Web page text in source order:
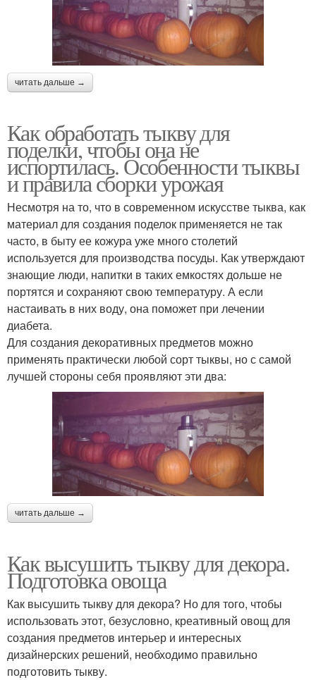
читать дальше →
Как обработать тыкву для
поделки, чтобы она не
испортилась. Особенности тыквы
и правила сборки урожая
Несмотря на то, что в современном искусстве тыква, как
материал для создания поделок применяется не так
часто, в быту ее кожура уже много столетий
используется для производства посуды. Как утверждают
знающие люди, напитки в таких емкостях дольше не
портятся и сохраняют свою температуру. А если
настаивать в них воду, она поможет при лечении
диабета.
Для создания декоративных предметов можно
применять практически любой сорт тыквы, но с самой
лучшей стороны себя проявляют эти два:
читать дальше →
Как высушить тыкву для декора.
Подготовка овоща
Как высушить тыкву для декора? Но для того, чтобы
использовать этот, безусловно, креативный овощ для
создания предметов интерьер и интересных
дизайнерских решений, необходимо правильно
подготовить тыкву.